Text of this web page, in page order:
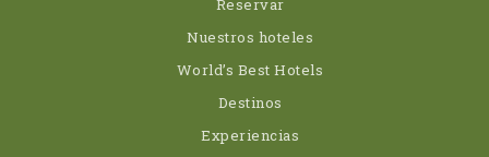
Reservar
Nuestros hoteles
World’s Best Hotels
Destinos
Experiencias